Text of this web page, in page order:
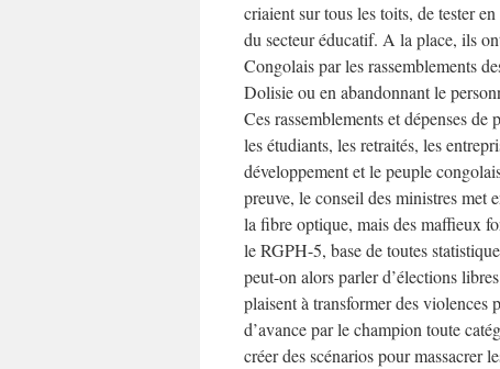
criaient sur tous les toits, de tester
du secteur éducatif. A la place, ils
Congolais par les rassemblements
Dolisie ou en abandonnant le
Ces rassemblements et dépenses de
les étudiants, les retraités, les
développement et le peuple
preuve, le conseil des ministres met
la fibre optique, mais des maffieux
le RGPH-5, base de toutes
peut-on alors parler d’élections
plaisent à transformer des violences
d’avance par le champion toute
créer des scénarios pour massacrer